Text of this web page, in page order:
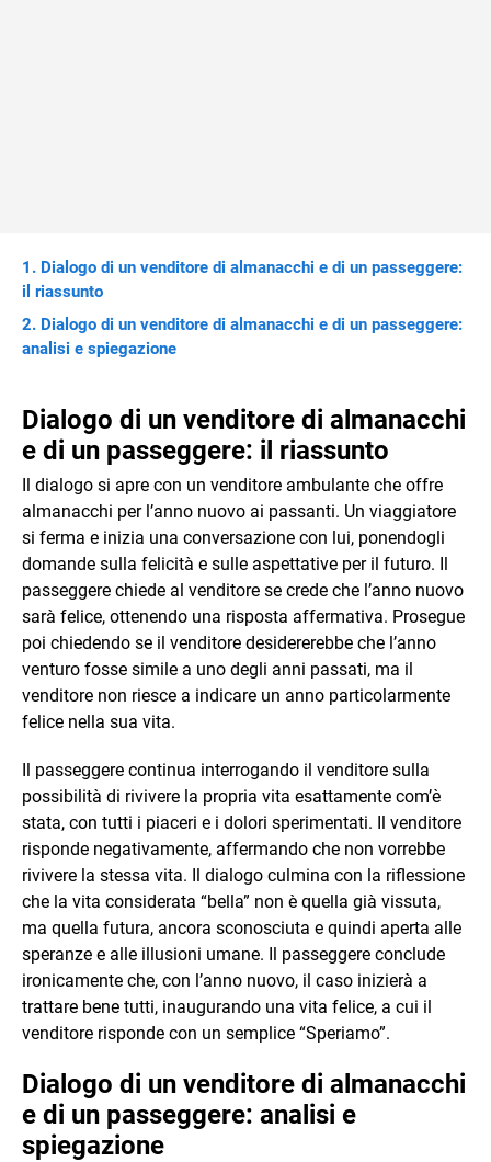
Dialogo di un venditore di almanacchi e di un passeggere:
il riassunto
Dialogo di un venditore di almanacchi e di un passeggere:
analisi e spiegazione
Dialogo di un venditore di almanacchi
e di un passeggere: il riassunto
Il dialogo si apre con un venditore ambulante che offre
almanacchi per l’anno nuovo ai passanti. Un viaggiatore
si ferma e inizia una conversazione con lui, ponendogli
domande sulla felicità e sulle aspettative per il futuro. Il
passeggere chiede al venditore se crede che l’anno nuovo
sarà felice, ottenendo una risposta affermativa. Prosegue
poi chiedendo se il venditore desidererebbe che l’anno
venturo fosse simile a uno degli anni passati, ma il
venditore non riesce a indicare un anno particolarmente
felice nella sua vita.
Il passeggere continua interrogando il venditore sulla
possibilità di rivivere la propria vita esattamente com’è
stata, con tutti i piaceri e i dolori sperimentati. Il venditore
risponde negativamente, affermando che non vorrebbe
rivivere la stessa vita. Il dialogo culmina con la riflessione
che la vita considerata “bella” non è quella già vissuta,
ma quella futura, ancora sconosciuta e quindi aperta alle
speranze e alle illusioni umane. Il passeggere conclude
ironicamente che, con l’anno nuovo, il caso inizierà a
trattare bene tutti, inaugurando una vita felice, a cui il
venditore risponde con un semplice “Speriamo”.
Dialogo di un venditore di almanacchi
e di un passeggere: analisi e
spiegazione